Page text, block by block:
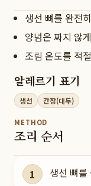
생선 뼈를 완전
양념은 짜지 않
조림 온도를 적
알레르기 표기
생선 간장(대두)
METHOD
조리 순서
1 생선 뼈를